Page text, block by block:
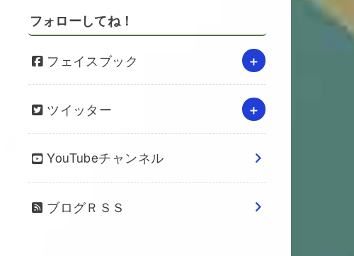
フォローしてね！
フェイスブック
ツイッター
YouTubeチャンネル
ブログＲＳＳ